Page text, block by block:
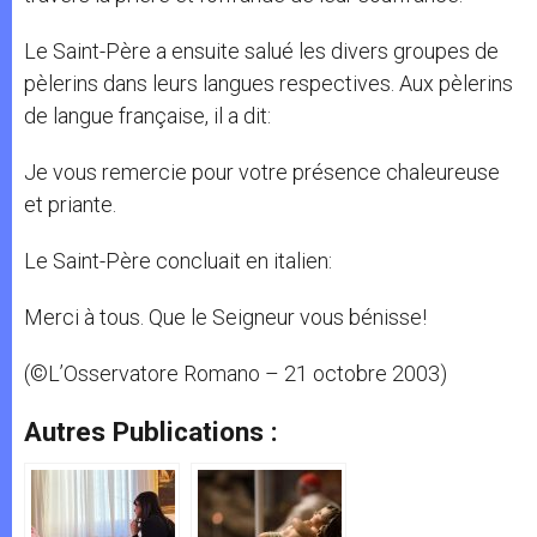
Le Saint-Père a ensuite salué les divers groupes de
pèlerins dans leurs langues respectives. Aux pèlerins
de langue française, il a dit:
Je vous remercie pour votre présence chaleureuse
et priante.
Le Saint-Père concluait en italien:
Merci à tous. Que le Seigneur vous bénisse!
(©L’Osservatore Romano – 21 octobre 2003)
Autres Publications :